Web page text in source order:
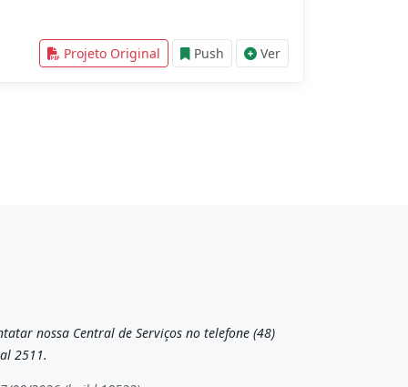
Projeto Original Push Ver
nossa Central de Serviços no telefone (48)
2511.